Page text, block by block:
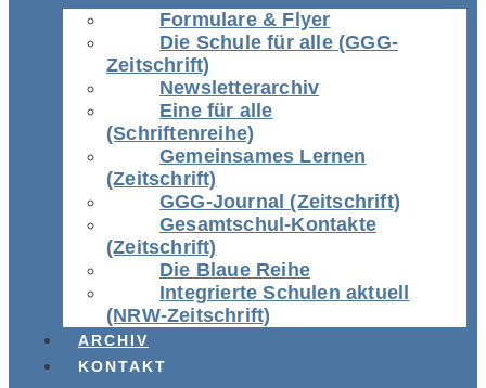
Formulare & Flyer
Die Schule für alle (GGG-
Zeitschrift)
Newsletterarchiv
Eine für alle
(Schriftenreihe)
Gemeinsames Lernen
(Zeitschrift)
GGG-Journal (Zeitschrift)
Gesamtschul-Kontakte
(Zeitschrift)
Die Blaue Reihe
Integrierte Schulen aktuell
(NRW-Zeitschrift)
ARCHIV
KONTAKT